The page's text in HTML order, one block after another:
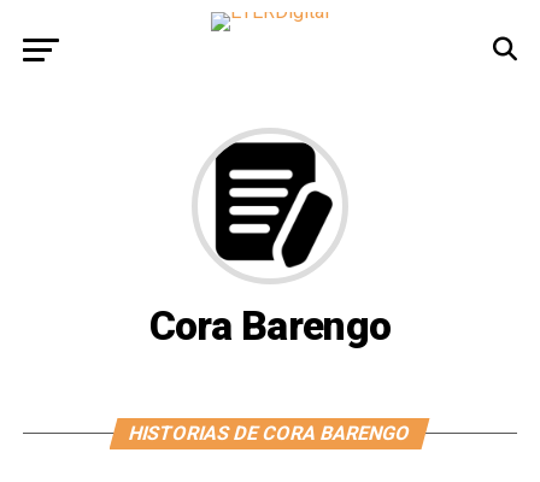
Cora Barengo
HISTORIAS DE CORA BARENGO